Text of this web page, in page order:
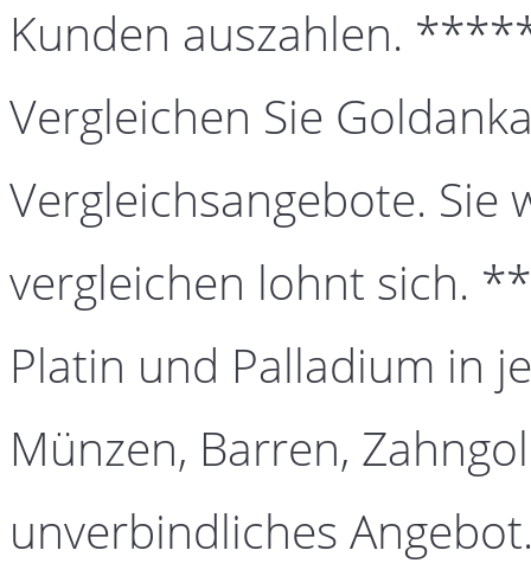
Kunden auszahlen.
Vergleichen Sie
Vergleichsangebote. Sie
vergleichen lohnt sich.
Platin und Palladium in
Münzen, Barren,
unverbindliches